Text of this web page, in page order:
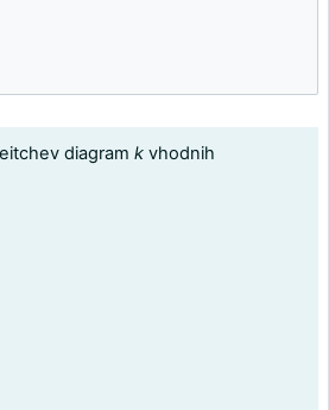
diagram k vhodnih